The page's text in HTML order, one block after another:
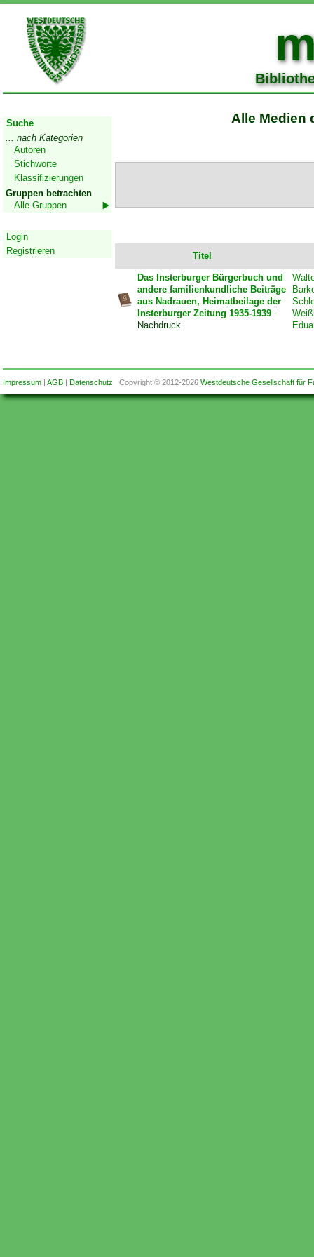
Suche
... nach Kategorien
Autoren
Stichworte
Klassifizierungen
Gruppen betrachten
Alle Gruppen
Login
Registrieren
Alle Medien
Titel
Das Insterburger Bürgerbuch und
andere familienkundliche Beiträge
aus Nadrauen, Heimatbeilage der
Insterburger Zeitung 1935-1939-
Nachdruck
Impressum| AGB| Datenschutz Copyright © 2012-2026 Westdeutsche Gesellschaft für